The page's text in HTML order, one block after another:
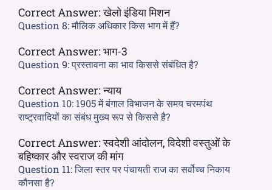
Correct Answer: खेलो इंडिया मिशन
Question 8:मौलिक अधिकार किस भाग में हैं?
Correct Answer: भाग-3
Question 9:प्रस्तावना का भाव किससे संबंधित है?
Correct Answer: न्याय
Question 10: 1905 में बंगाल विभाजन के समय चरमपंथ
राष्ट्रवादियों का संबंध मुख्य रूप से किससे है?
Correct Answer: स्वदेशी आंदोलन, विदेशी वस्तुओं के
बहिष्कार और स्वराज की मांग
Question 11:जिला स्तर पर पंचायती राज का सर्वोच्च निकाय
कौनसा है?